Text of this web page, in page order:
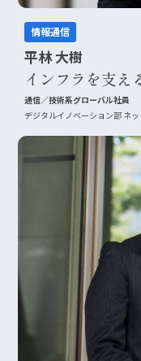
情報通信
平林 大樹
インフラを支え
通信／技術系グローバル社員
デジタルイノベーション部 ネ